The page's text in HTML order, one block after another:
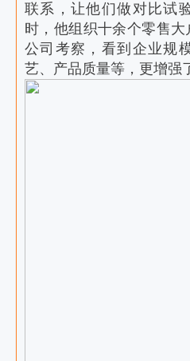
联系，让他们做对比试
时，他组织十余个零售
公司考察，看到企业规
艺、产品质量等，更增强